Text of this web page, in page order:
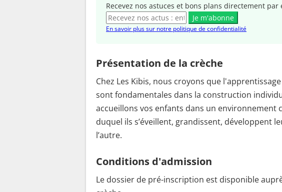
Recevez nos astuces et bons plans directement par
Je m'abonne
En savoir plus sur notre politique de confidentialité
Présentation de la crèche
Chez Les Kibis, nous croyons que
sont fondamentales dans la construction
accueillons vos enfants dans un environnement
duquel ils s’éveillent, grandissent, développent
l’autre.
Conditions d'admission
Le dossier de pré-inscription est disponible